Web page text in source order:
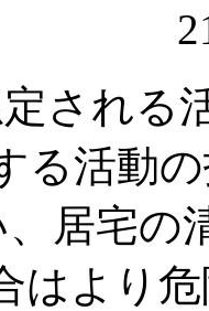
：
される
る活動
居宅の
より危